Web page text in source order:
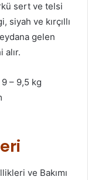
sert ve telsi
ve kırçıllı
gelen
alır.
– 9,5 kg